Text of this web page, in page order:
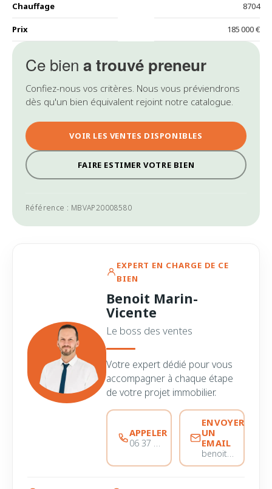
Ce bien a trouvé preneur
Confiez-nous vos critères. Nous vous préviendrons
dès qu'un bien équivalent rejoint notre catalogue.
VOIR LES VENTES DISPONIBLES
FAIRE ESTIMER VOTRE BIEN
Référence : MBVAP20008580
Chauffage 8704
Prix 185 000 €
EXPERT EN CHARGE DE CE
BIEN
Benoit Marin-
Vicente
Le boss des ventes
Votre expert dédié pour vous
accompagner à chaque étape
de votre projet immobilier.
APPELER
06 37 56 68 51
ENVOYER
UN
EMAIL
benoitmarinvicente@immobiliere-pujol.fr